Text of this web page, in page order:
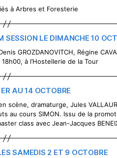
à Arbres et Foresterie
SESSION LE DIMANCHE 10
GROZDANOVITCH, Régine
à l’Hostellerie de la Tour
AU 14 OCTOBRE
scène, dramaturge, Jules
au cours SIMON. Issu de la
class avec Jean-Jacques
SAMEDIS 2 ET 9 OCTOBRE